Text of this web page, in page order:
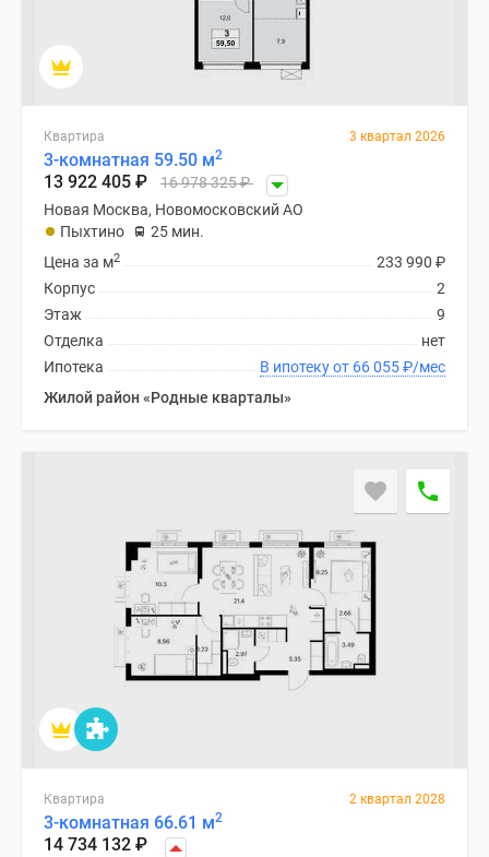
Квартира 3 квартал 2026
3-комнатная 59.50 м2
13 922 405 ₽ 16 978 325₽
Новая Москва, Новомосковский АО
Пыхтино
25 мин.
233 990 ₽
Цена за м2
2
Корпус
9
Этаж
нет
Отделка
В ипотеку от 66 055₽/мес
Ипотека
Жилой район «Родные кварталы»
Квартира 2 квартал 2028
3-комнатная 66.61 м2
14 734 132 ₽